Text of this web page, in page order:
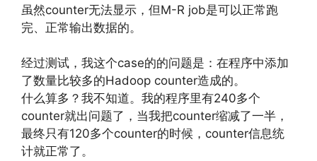
虽然counter无法显示，但M-R job是可以正常跑
完、正常输出数据的。
经过测试，我这个case的的问题是：在程序中添加
了数量比较多的Hadoop counter造成的。
什么算多？我不知道。我的程序里有240多个
counter就出问题了，当我把counter缩减了一半，
最终只有120多个counter的时候，counter信息统
计就正常了。